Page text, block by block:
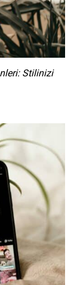
Stilinizi